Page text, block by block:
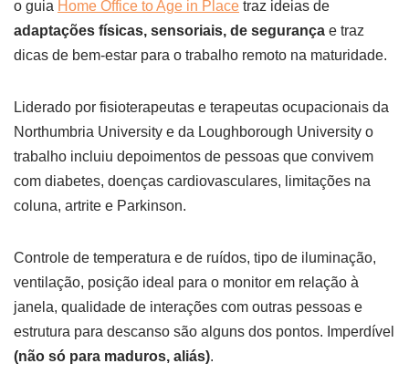
o guia Home Office to Age in Place traz ideias de
adaptações físicas, sensoriais, de segurança e traz
dicas de bem-estar para o trabalho remoto na maturidade.
Liderado por fisioterapeutas e terapeutas ocupacionais da
Northumbria University e da Loughborough University o
trabalho incluiu depoimentos de pessoas que convivem
com diabetes, doenças cardiovasculares, limitações na
coluna, artrite e Parkinson.
Controle de temperatura e de ruídos, tipo de iluminação,
ventilação, posição ideal para o monitor em relação à
janela, qualidade de interações com outras pessoas e
estrutura para descanso são alguns dos pontos. Imperdível
(não só para maduros, aliás).